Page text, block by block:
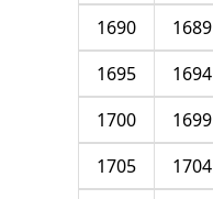
1689
1690
1694
1695
1699
1700
1704
1705